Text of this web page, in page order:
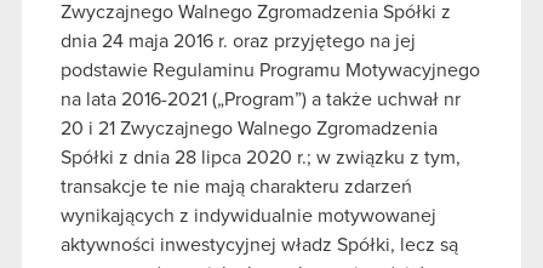
Zwyczajnego Walnego Zgromadzenia Spółki z
dnia 24 maja 2016 r. oraz przyjętego na jej
podstawie Regulaminu Programu Motywacyjnego
na lata 2016-2021 („Program”) a także uchwał nr
20 i 21 Zwyczajnego Walnego Zgromadzenia
Spółki z dnia 28 lipca 2020 r.; w związku z tym,
transakcje te nie mają charakteru zdarzeń
wynikających z indywidualnie motywowanej
aktywności inwestycyjnej władz Spółki, lecz są